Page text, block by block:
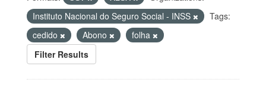
Instituto Nacional do Seguro Social - INSS
Tags:
cedido
Abono
folha
Filter Results